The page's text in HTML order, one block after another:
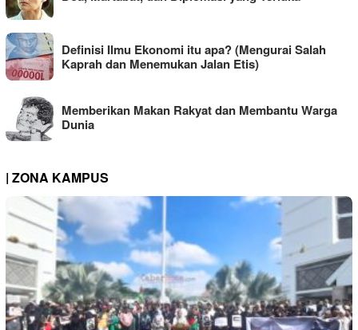
Definisi Ilmu Ekonomi itu apa? (Mengurai Salah
Kaprah dan Menemukan Jalan Etis)
Memberikan Makan Rakyat dan Membantu Warga
Dunia
| ZONA KAMPUS